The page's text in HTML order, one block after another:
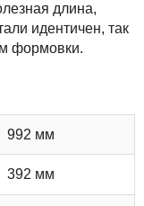
длина,
идентичен, так
формовки.
992 мм
392 мм